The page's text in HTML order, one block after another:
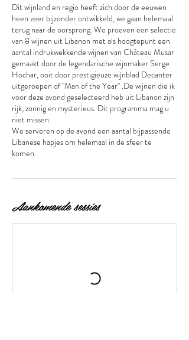
Dit wijnland en regio heeft zich door de eeuwen
heen zeer bijzonder ontwikkeld, we gaan helemaal
terug naar de oorsprong. We proeven een selectie
van 8 wijnen uit Libanon met als hoogtepunt een
aantal indrukwekkende wijnen van Château Musar
gemaakt door de legendarische wijnmaker Serge
Hochar, ooit door prestigieuze wijnblad Decanter
uitgeroepen of "Man of the Year" .De wijnen die ik
voor deze avond geselecteerd heb uit Libanon zijn
rijk, zonnig en mysterieus. Dit programma mag u
niet missen.
We serveren op de avond een aantal bijpassende
Libanese hapjes om helemaal in de sfeer te
Aankomende sessies